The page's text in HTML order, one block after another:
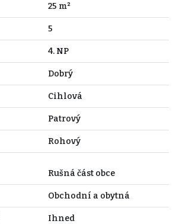
25 m²
5
4. NP
Dobrý
Cihlová
Patrový
Rohový
Rušná část obce
Obchodní a obytná
Ihned